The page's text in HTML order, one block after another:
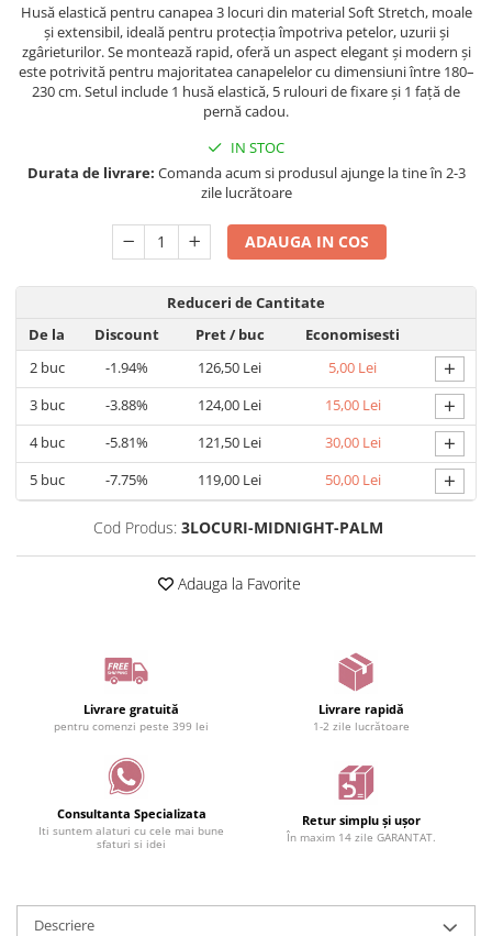
Husă elastică pentru canapea 3 locuri din material Soft Stretch, moale
și extensibil, ideală pentru protecția împotriva petelor, uzurii și
zgârieturilor. Se montează rapid, oferă un aspect elegant și modern și
este potrivită pentru majoritatea canapelelor cu dimensiuni între 180–
230 cm. Setul include 1 husă elastică, 5 rulouri de fixare și 1 față de
pernă cadou.
IN STOC
Durata de livrare: Comanda acum si produsul ajunge la tine în 2-3
zile lucrătoare
ADAUGA IN COS
Reduceri de Cantitate
De la
Discount Pret/ buc
Economisesti
2buc -1.94% 126,50 Lei 5,00 Lei +
3buc -3.88% 124,00 Lei 15,00 Lei +
4buc -5.81% 121,50 Lei 30,00 Lei +
5buc -7.75% 119,00 Lei 50,00 Lei +
Cod Produs: 3LOCURI-MIDNIGHT-PALM
Adauga la Favorite
Livrare gratuită
pentru comenzi peste 399 lei
Livrare rapidă
1-2 zile lucrătoare
Consultanta Specializata
Iti suntem alaturi cu cele mai bune
sfaturi si idei
Retur simplu și ușor
În maxim 14 zile GARANTAT.
Descriere